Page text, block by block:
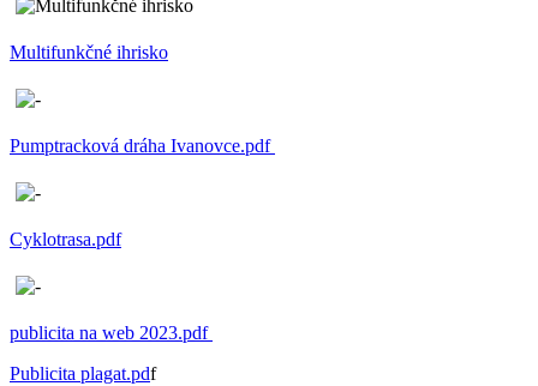
Multifunkčné ihrisko
Pumptracková dráha Ivanovce.pdf
Cyklotrasa.pdf
publicita na web 2023.pdf
Publicita plagat.pdf